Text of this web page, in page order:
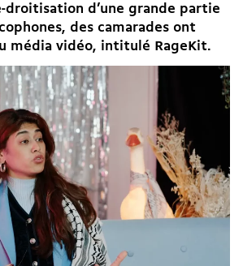
droitisation d’une grande partie
des camarades ont
média vidéo, intitulé RageKit.